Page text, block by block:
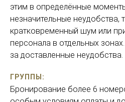
этим в определённые
незначительные неудобства,
кратковременный шум или
персонала в отдельных
за доставленные неудобства.
ГРУППЫ:
Бронирование более 6